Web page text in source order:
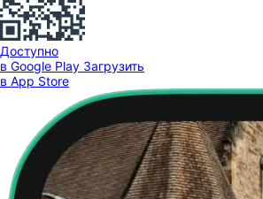
Доступно
в Google Play Загрузить
в App Store